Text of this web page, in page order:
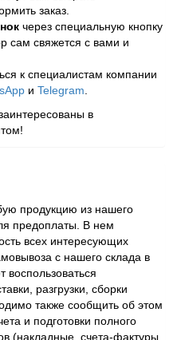
заказ.
через специальную кнопку
сам свяжется с вами и
к специалистам компании
и Telegram
в
продукцию из нашего
предоплаты. В нем
всех интересующих
с нашего склада в
воспользоваться
разгрузки, сборки
также сообщить об этом
и подготовки полного
(накладные, счета-фактуры,